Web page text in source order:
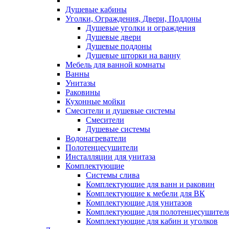
Душевые кабины
Уголки, Ограждения, Двери, Поддоны
Душевые уголки и ограждения
Душевые двери
Душевые поддоны
Душевые шторки на ванну
Мебель для ванной комнаты
Ванны
Унитазы
Раковины
Кухонные мойки
Смесители и душевые системы
Смесители
Душевые системы
Водонагреватели
Полотенцесушители
Инсталляции для унитаза
Комплектующие
Системы слива
Комплектующие для ванн и раковин
Комплектующие к мебели для ВК
Комплектующие для унитазов
Комплектующие для
Комплектующие для кабин и уголков